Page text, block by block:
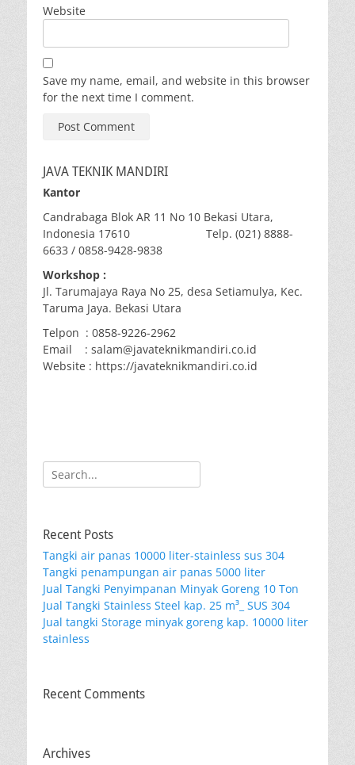
Website
Save my name, email, and website in this browser
for the next time I comment.
JAVA TEKNIK MANDIRI
Kantor
Candrabaga Blok AR 11 No 10 Bekasi Utara,
Indonesia 17610 Telp. (021) 8888-
6633 / 0858-9428-9838
Workshop :
Jl. Tarumajaya Raya No 25, desa Setiamulya, Kec.
Taruma Jaya. Bekasi Utara
Telpon : 0858-9226-2962
Email : salam@javateknikmandiri.co.id
Website : https://javateknikmandiri.co.id
Search
for:
Recent Posts
Tangki air panas 10000 liter-stainless sus 304
Tangki penampungan air panas 5000 liter
Jual Tangki Penyimpanan Minyak Goreng 10 Ton
Jual Tangki Stainless Steel kap. 25 m³_ SUS 304
Jual tangki Storage minyak goreng kap. 10000 liter
stainless
Recent Comments
Archives